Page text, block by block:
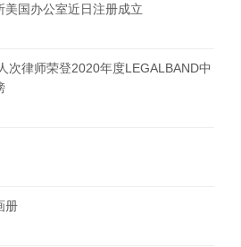
美国办公室近日注册成立
次律师荣登2020年度LEGALBAND中
册